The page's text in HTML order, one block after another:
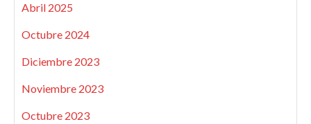
Abril 2025
Octubre 2024
Diciembre 2023
Noviembre 2023
Octubre 2023